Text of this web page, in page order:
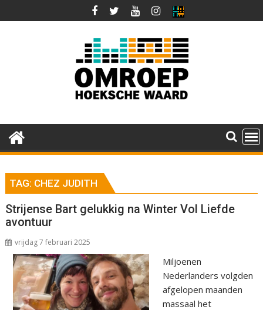
naar
TAG: CHEZ JUDITH
Strijense Bart gelukkig na Winter Vol Liefde
avontuur
vrijdag 7 februari 2025
Miljoenen
Nederlanders volgden
afgelopen maanden
massaal het